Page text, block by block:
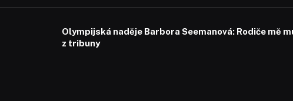
Olympijská naděje Barbora Seemanová: Rodiče mě
z tribuny